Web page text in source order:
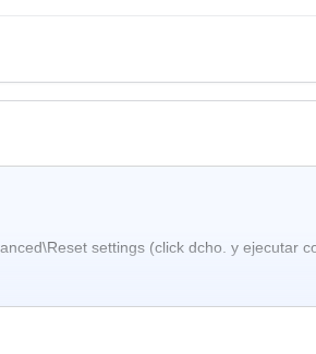
settings (click dcho. y ejecutar